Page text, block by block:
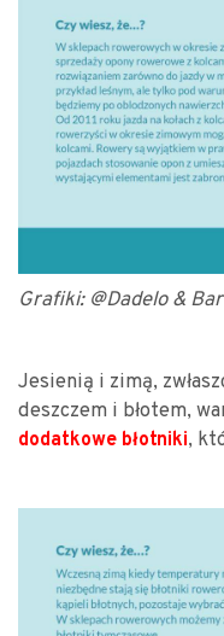
Grafiki: @Dadelo &
Jesienią i zimą,
deszczem i błotem,
dodatkowe błotniki,